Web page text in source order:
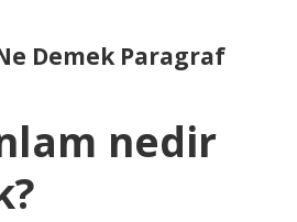
Demek Paragraf
nedir